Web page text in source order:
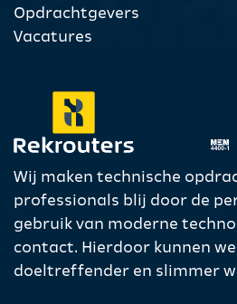
Opdrachtgevers
Vacatures
Wij maken technische
professionals blij door de
gebruik van moderne
contact. Hierdoor kunnen
doeltreffender en slimmer